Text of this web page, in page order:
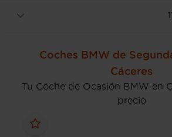
Coches BMW de
Cáceres
Tu Coche de Ocasión BMW en
precio